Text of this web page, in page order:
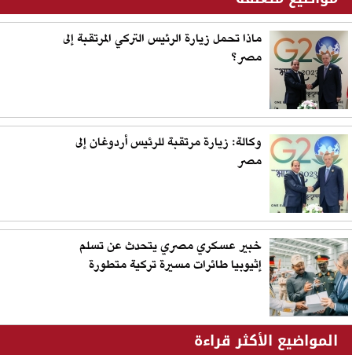
ماذا تحمل زيارة الرئيس التركي المرتقبة إلى
مصر؟
وكالة: زيارة مرتقبة للرئيس أردوغان إلى
مصر
خبير عسكري مصري يتحدث عن تسلم
إثيوبيا طائرات مسيرة تركية متطورة
المواضيع الأكثر قراءة